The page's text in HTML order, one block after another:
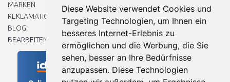
Diese Website verwendet Cookies und
Targeting Technologien, um Ihnen ein
besseres Internet-Erlebnis zu
ermöglichen und die Werbung, die Sie
sehen, besser an Ihre Bedürfnisse
anzupassen. Diese Technologien
MARKEN
REKLAMATIONEN UND RETOUREN
BLOG
BEARBEITEN SIE MEINE COOKIE-EINSTELLUNGEN